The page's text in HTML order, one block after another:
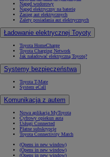
Napęd wodorowy
Napęd elektryczny na baterię
Zasięg aut elektrycznych
Zalety posiadania aut elektrycznych
Ładowanie elektrycznej Toyoty
Toyota HomeCharge
Toyota Charging Network
Jak naładować elektryczną Toyotę?
Systemy bezpieczeństwa
Toyota T-Mate
System eCall
Komunikacja z autem
Nowa aplikacja MyToyota
Cyfrowy opiekun auta
Usługi Connected
Płatne subskrypcje
Toyota Connectivity Match
(Opens in new window)
(Opens in new window)
(Opens in new window)